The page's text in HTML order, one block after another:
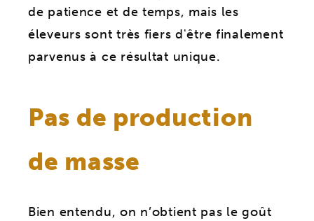
de patience et de temps, mais les
éleveurs sont très fiers d'être finalement
parvenus à ce résultat unique.
Pas de production
de masse
Bien entendu, on n’obtient pas le goût